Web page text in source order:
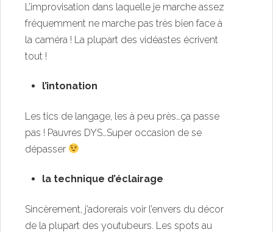
L’improvisation dans laquelle je marche assez
fréquemment ne marche pas très bien face à
la caméra ! La plupart des vidéastes écrivent
tout !
l’intonation
Les tics de langage, les à peu près…ça passe
pas ! Pauvres DYS…Super occasion de se
dépasser
la technique d’éclairage
Sincèrement, j’adorerais voir l’envers du décor
de la plupart des youtubeurs. Les spots au